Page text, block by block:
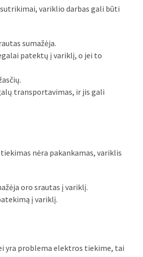
variklio darbas gali būti
sumažėja.
patektų į variklį, o jei to
transportavimas, ir jis gali
nėra pakankamas, variklis
oro srautas į variklį.
į variklį.
yra problema elektros tiekime, tai